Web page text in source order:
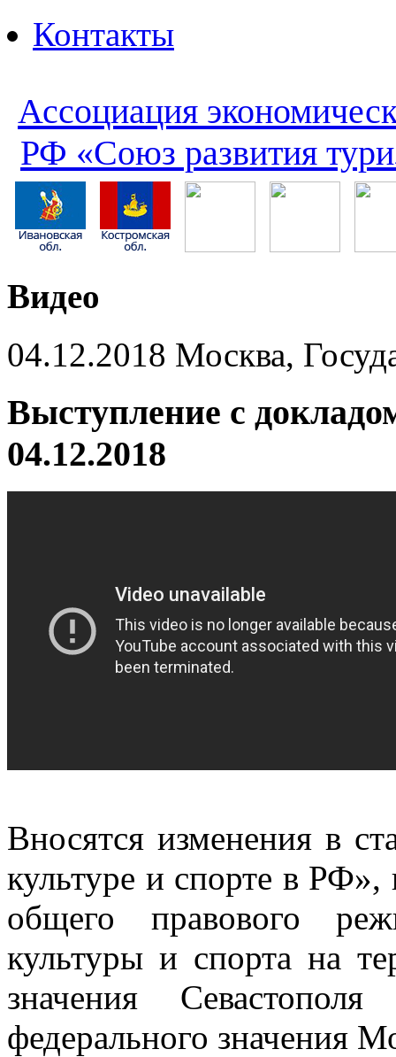
Контакты
Ассоциация
РФ «Союз развития
Видео
04.12.2018 Москва,
Выступление с
04.12.2018
Вносятся изменения в
культуре и спорте в
общего правового
культуры и спорта на
значения
федерального значения